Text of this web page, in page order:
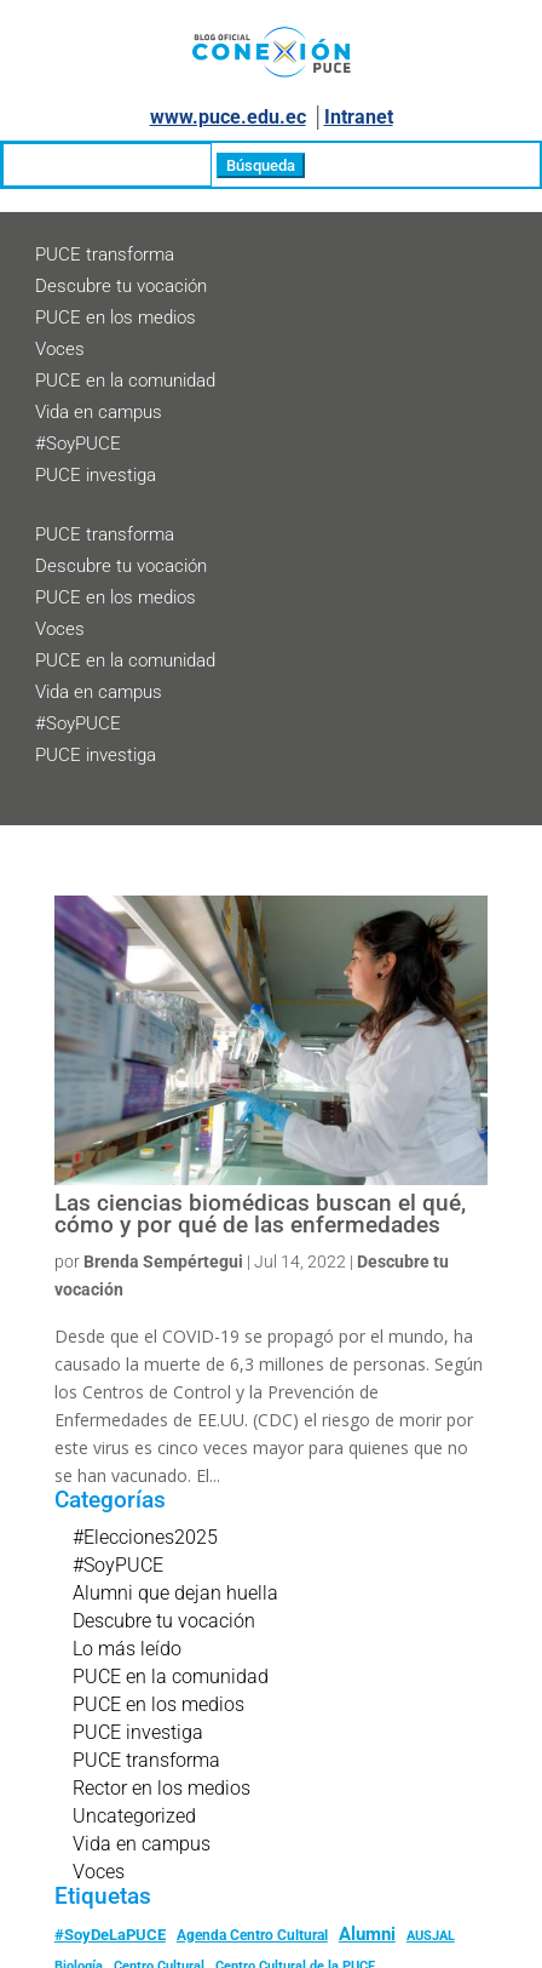
www.puce.edu.ec│ Intranet
PUCE transforma
Descubre tu vocación
PUCE en los medios
Voces
PUCE en la comunidad
Vida en campus
#SoyPUCE
PUCE investiga
PUCE transforma
Descubre tu vocación
PUCE en los medios
Voces
PUCE en la comunidad
Vida en campus
#SoyPUCE
PUCE investiga
Las ciencias biomédicas buscan el qué,
cómo y por qué de las enfermedades
por Brenda Sempértegui | Jul 14, 2022 | Descubre tu
vocación
Desde que el COVID-19 se propagó por el mundo, ha
causado la muerte de 6,3 millones de personas. Según
los Centros de Control y la Prevención de
Enfermedades de EE.UU. (CDC) el riesgo de morir por
este virus es cinco veces mayor para quienes que no
se han vacunado. El...
Categorías
#Elecciones2025
#SoyPUCE
Alumni que dejan huella
Descubre tu vocación
Lo más leído
PUCE en la comunidad
PUCE en los medios
PUCE investiga
PUCE transforma
Rector en los medios
Uncategorized
Vida en campus
Voces
Etiquetas
#SoyDeLaPUCE Agenda Centro Cultural Alumni
AUSJAL